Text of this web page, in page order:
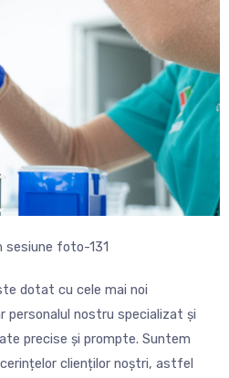
dotat cu cele mai noi
personalul nostru specializat și
precise și prompte. Suntem
clienților noștri, astfel